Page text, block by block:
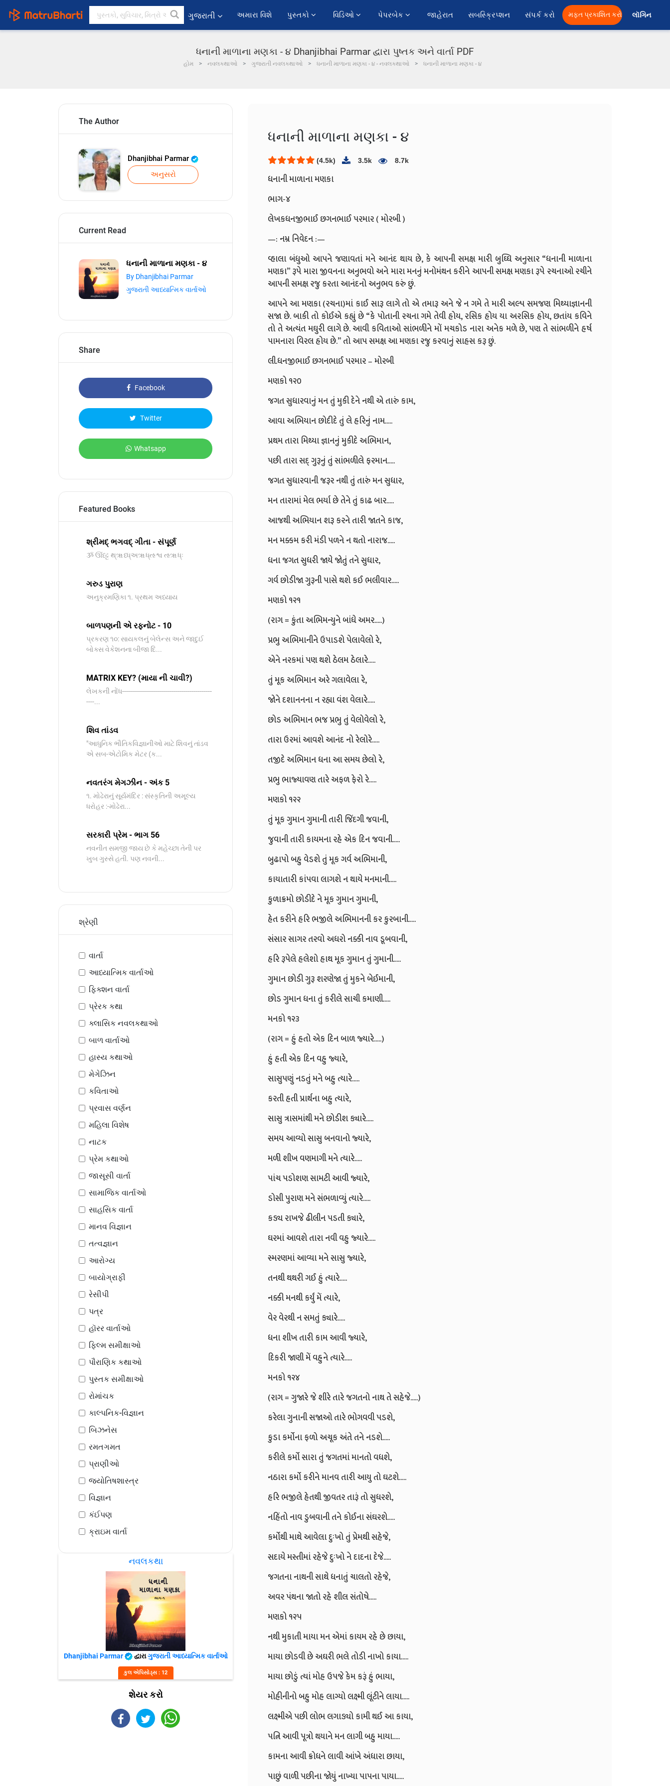
ગુજરાતી અમારા વિશે પુસ્તકો વિડિઓ પેપરબેક જાહેરાત સબસ્ક્રિપ્શન સંપર્ક કરો મફત પ્રકાશિત કરો લૉગિન
ધનાની માળાના મણકા - ૪ Dhanjibhai Parmar દ્વારા પુષ્તક અને વાર્તા PDF
હોમ નવલકથાઓ ગુજરાતી નવલકથાઓ ધનાની માળાના મણકા - ૪ - નવલકથાઓ ધનાની માળાના મણકા - ૪
The Author
Dhanjibhai Parmar
અનુસરો
Current Read
ધનાની માળાના મણકા - ૪
By Dhanjibhai Parmar
ગુજરાતી આધ્યાત્મિક વાર્તાઓ
Share
Facebook
Twitter
Whatsapp
Featured Books
શ્રીમદ્ ભગવદ્ ગીતા - સંપૂર્ણ
ૐ ઊંધ્ટ્ટ થ્ૠધ્ધ્અૠધ્ઌશ્વ ઌૠધ્ઃ
ગરુડ પુરાણ
અનુક્રમણિકા ૧. પ્રથમ અધ્યાય
બાળપણની એ રફનોટ - 10
પ્રકરણ ૧૦: સાયકલનું બેલેન્સ અને જાદુઈ
બોક્સ વેકેશનના બીજા દિ...
MATRIX KEY? (માયા ની ચાવી?)
લેખકની નોંધ---------------------------------------------
----...
શિવ તાંડવ
"આધુનિક ભૌતિકવિજ્ઞાનીઓ માટે શિવનું તાંડવ
એ સબ-એટોમિક મેટર (ક...
નવતરંગ મેગઝીન - અંક 5
૧. મોઢેરાનું સૂર્યમંદિર : સંસ્કૃતિની અમૂલ્ય
ધરોહર :-​મોઢેરા...
સરકારી પ્રેમ - ભાગ 56
નવનીત સમજી જાય છે કે મહેચ્છા તેની પર
ખુબ ગુસ્સે હતી. પણ નવની...
શ્રેણી
વાર્તા
આધ્યાત્મિક વાર્તાઓ
ફિક્શન વાર્તા
પ્રેરક કથા
ક્લાસિક નવલકથાઓ
બાળ વાર્તાઓ
હાસ્ય કથાઓ
મેગેઝિન
કવિતાઓ
પ્રવાસ વર્ણન
મહિલા વિશેષ
નાટક
પ્રેમ કથાઓ
જાસૂસી વાર્તા
સામાજિક વાર્તાઓ
સાહસિક વાર્તા
માનવ વિજ્ઞાન
તત્વજ્ઞાન
આરોગ્ય
બાયોગ્રાફી
રેસીપી
પત્ર
હૉરર વાર્તાઓ
ફિલ્મ સમીક્ષાઓ
પૌરાણિક કથાઓ
પુસ્તક સમીક્ષાઓ
રોમાંચક
કાલ્પનિક-વિજ્ઞાન
બિઝનેસ
રમતગમત
પ્રાણીઓ
જ્યોતિષશાસ્ત્ર
વિજ્ઞાન
કંઈપણ
ક્રાઇમ વાર્તા
નવલકથા
Dhanjibhai Parmar દ્વારાગુજરાતી આધ્યાત્મિક વાર્તાઓ
કુલ એપિસોડ્સ : 12
શેયર કરો
ધનાની માળાના મણકા - ૪
(4.5k) 3.5k 8.7k
ધનાની માળાના મણકા
ભાગ-૪
લેખકધનજીભાઈ છગનભાઈ પરમાર ( મોરબી )
—: નમ્ર નિવેદન :—
વ્હાલા બંધુઓ આપને જણાવતાં મને આનંદ થાય છે, કે આપની સમક્ષ મારી બુઘ્ઘિ અનુસાર “ધનાની માળાના
મણકા” રૂપે મારા જીવનના અનુભવો અને મારા મનનું મનોમંથન કરીને આપની સમક્ષ મણકા રૂપે રચનાઓ રચીને
આપની સમક્ષ રજુ કરતા આનંદનો અનુભવ કરું છું.
આપને આ મણકા (રચના)માં કાઈ સારૂ લાગે તો એ તમારૂ અને જે ન ગમે તે મારી અલ્પ સમજણ મિથ્યાજ્ઞાનની
સજા છે. બાકી તો કોઈએ કહ્યું છે “કે પોતાની રચના ગમે તેવી હોય, રસિક હોય યા અરસિક હોય, છતાંય કવિને
તો તે અત્યંત મઘુરી લાગે છે. આવી કવિતાઓ સાંભળીને મોં મચકોડ નારા અનેક મળે છે, પણ તે સાંભળીને હર્ષ
પામનારા વિરલ હોય છે.” તો આપ સમક્ષ આ મણકા રજુ કરવાનું સાહસ કરૂ છું.
લી.ધનજીભાઈ છગનભાઈ પરમાર – મોરબી
મણકો ૧૨૦
જગત સુધારવાનું મન તું મુકી દેને નથી એ તારું કામ,
આવા અભિયાન છોદીદે તું લે હરિનું નામ.....
પ્રથમ તારા મિથ્યા જ્ઞાનનું મુકીદે અભિમાન,
પછી તારા સદ્ ગુરૂનું તું સાંભળીલે ફરમાન.....
જગત સુધારવાની જરૂર નથી તું તારું મન સુધાર,
મન તારામાં મેલ ભર્યા છે તેને તું કાઢ બાર.....
આજથી અભિયાન શરૂ કરને તારી જાતને કાજ,
મન મક્કમ કરી મંડી પળને ન થતો નારાજ.....
ધના જગત સુધરી જાયે જોતું તને સુધાર,
ગર્વ છોડીજા ગુરૂની પાસે થશે કઈ ભલીવાર.....
મણકો ૧૨૧
(રાગ = કુંતા અભિમન્યુને બાંધે અમર.....)
પ્રભુ અભિમાનીને ઉપાડશે પેલાવેલો રે,
એને નરકમાં પણ થશે ઠેલમ ઠેલારે.....
તું મૂક અભિમાન અરે ગલાવેલા રે,
જોને દશાનનના ન રહ્યા વંશ વેલારે.....
છોડ અભિમાન ભજ પ્રભુ તું વેલોવેલો રે,
તારા ઉરમાં આવશે આનંદ નો રેલોરે.....
તજીદે અભિમાન ધના આ સમય છેલો રે,
પ્રભુ ભાજ્યાવણ તારે અફળ ફેરો રે.....
મણકો ૧૨૨
તું મૂક ગુમાન ગુમાની તારી જિંદગી જવાની,
જુવાની તારી કાયમના રહે એક દિન જવાની.....
બુઢાપો બહુ વેડશે તું મૂક ગર્વ અભિમાની,
કાયાતારી કાંપવા લાગશે ન થાયે મનમાની.....
કુળાક્રમો છોડીદે ને મૂક ગુમાન ગુમાની,
હેત કરીને હરિ ભજીલે અભિમાનની કર કુરબાની.....
સંસાર સાગર તરવો અધરો નક્કી નાવ ડૂબવાની,
હરિ રૂપેલે હલેશો હાથ મૂક ગુમાન તું ગુમાની.....
ગુમાન છોડી ગુરૂ શરણેજા તું મુકને બેઈમાની,
છોડ ગુમાન ધના તું કરીલે સાચી કમાણી.....
મનકો ૧૨૩
(રાગ = હું હતો એક દિન બાળ જ્યારે.....)
હું હતી એક દિન વહુ જ્યારે,
સાસુપણું નડતું મને બહુ ત્યારે.....
કરતી હતી પ્રાર્થના બહુ ત્યારે,
સાસુ ત્રાસમાંથી મને છોડીશ ક્યારે.....
સમય આવ્યો સાસુ બનવાનો જ્યારે,
મળી શીખ વણમાગી મને ત્યારે.....
પાંચ પડોશણ સામટી આવી જ્યારે,
ડોસી પુરાણ મને સંભળાવ્યું ત્યારે.....
કડ્ય રાખજે ઢીલીન પડતી ક્યારે,
ઘરમાં આવશે તારા નવી વહુ જ્યારે.....
સ્મરણમાં આવ્યા મને સાસુ જ્યારે,
તનથી થથરી ગઈ હું ત્યારે.....
નક્કી મનથી કર્યું મેં ત્યારે,
વેર વેરથી ન સમતું ક્યારે.....
ધના શીખ તારી કામ આવી જ્યારે,
દિકરી જાણી મેં વહુને ત્યારે.....
મનકો ૧૨૪
(રાગ = ગુજારે જે શીરે તારે જગતનો નાથ તે સહેજે.....)
કરેલા ગુનાની સજાઓ તારે ભોગવવી પડશે,
કુડા કર્મોના ફળો અચૂક અંતે તને નડશે.....
કરીલે કર્મો સારા તું જગતમાં માનતો વધશે,
નઠારા કર્મો કરીને માનવ તારી આયુ તો ઘટશે.....
હરિ ભજીલે હેતથી જીવતર તારૂં તો સુધરશે,
નહિંતો નાવ ડુબવાની તને કોઈના સંઘરશે.....
કર્મોથી માથે આવેલા દુઃખો તું પ્રેમથી સહેજે,
સદાયે મસ્તીમાં રહેજે દુઃખો ને દાદના દેજે.....
જગતના નાથની સાથે ધનાતું ચાલતો રહેજે,
અવર પંથના જાતો રહે શીલ સંતોષે.....
મણકો ૧૨૫
નથી મુકાતી માયા મન એમાં કાયમ રહે છે છાયા,
માયા છોડવી છે અઘરી ભલે તોડી નાખો કાયા.....
માયા છોડું ત્યાં મોહ ઉપજે કેમ કરૂં હું ભાયા,
મોહીનીનો બહુ મોહ લાગ્યો લક્ષ્મી લૂંટીને લાયા.....
લક્ષ્મીએ પછી લોભ લગાડ્યો કામી થઈ આ કાયા,
પત્નિ આવી પૂત્રો થયાને મન લાગી બહુ માયા.....
કામના આવી ક્રોધને લાવી આંખે અંધારા છાયા,
પાછું વાળી પછીના જોયું નાખ્યા પાપના પાયા.....